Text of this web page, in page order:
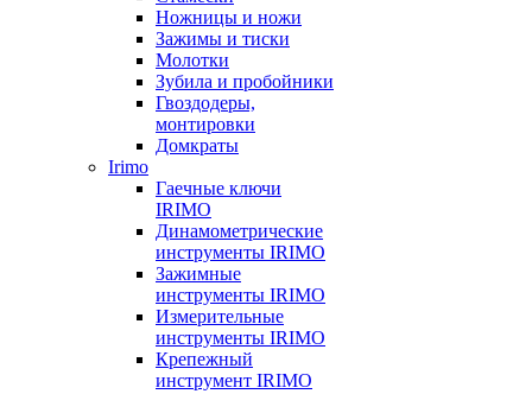
Ножницы и ножи
Зажимы и тиски
Молотки
Зубила и пробойники
Гвоздодеры,
монтировки
Домкраты
Irimo
Гаечные ключи
IRIMO
Динамометрические
инструменты IRIMO
Зажимные
инструменты IRIMO
Измерительные
инструменты IRIMO
Крепежный
инструмент IRIMO